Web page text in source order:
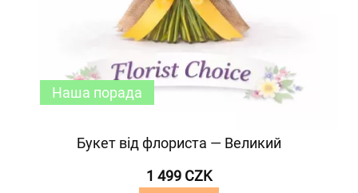
Букет від флориста — Великий
1 499 CZK
Наша порада